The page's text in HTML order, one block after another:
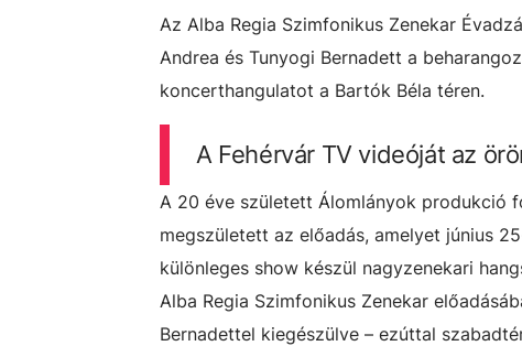
Az Alba Regia Szimfonikus Zenekar
Andrea és Tunyogi Bernadett a
koncerthangulatot a Bartók Béla téren.
A Fehérvár TV videóját az
A 20 éve született Álomlányok produkció
megszületett az előadás, amelyet június
különleges show készül nagyzenekari
Alba Regia Szimfonikus Zenekar
Bernadettel kiegészülve – ezúttal